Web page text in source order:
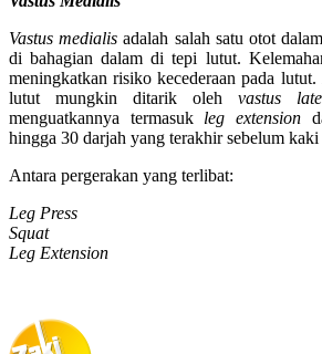
Vastus medialis adalah salah satu otot dalam
di bahagian dalam di tepi lutut.
meningkatkan risiko kecederaan pada lutut.
lutut mungkin ditarik oleh vastus
menguatkannya termasuk leg extension
hingga 30 darjah yang terakhir sebelum kaki
Antara pergerakan yang terlibat:
Leg Press
Squat
Leg Extension